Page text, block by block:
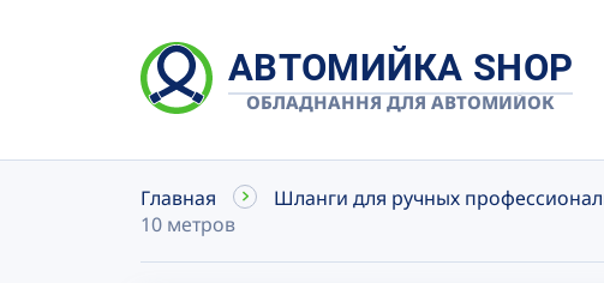
АВТОМИЙКА SHOP
ОБЛАДНАННЯ ДЛЯ АВТОМИЙОК
Главная Шланги для ручных
10 метров